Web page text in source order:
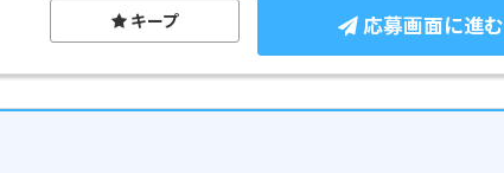
応募画面に進む
キープ